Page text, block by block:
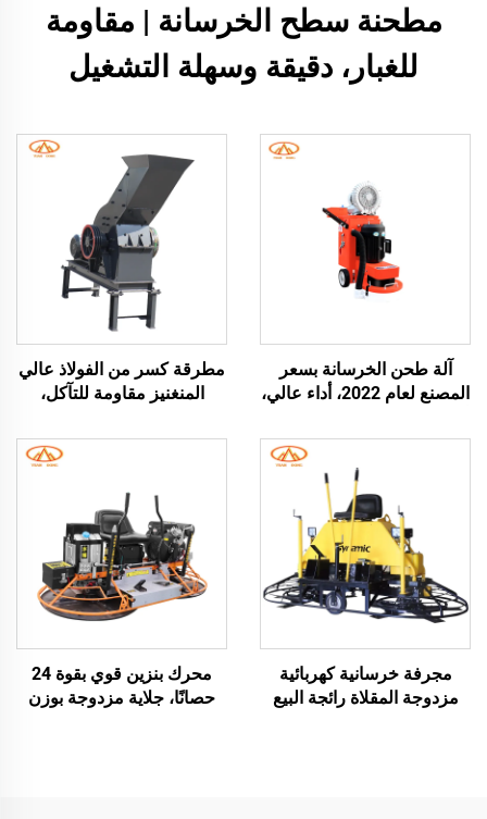
مطحنة سطح الخرسانة | مقاومة
للغبار، دقيقة وسهلة التشغيل
آلة طحن الخرسانة بسعر
المصنع لعام 2022، أداء عالي،
بناء الطرق
مطرقة كسر من الفولاذ عالي
المنغنيز مقاومة للتآكل،
الصلبة، ماكينة كسر بالمطرقة
بمحرك ديزل، جهاز طحن
الزجاج بمطرقة كسر
مجرفة خرسانية كهربائية
مزدوجة المقلاة رائجة البيع
محرك بنزين قوي بقوة 24
حصانًا، جلاية مزدوجة بوزن